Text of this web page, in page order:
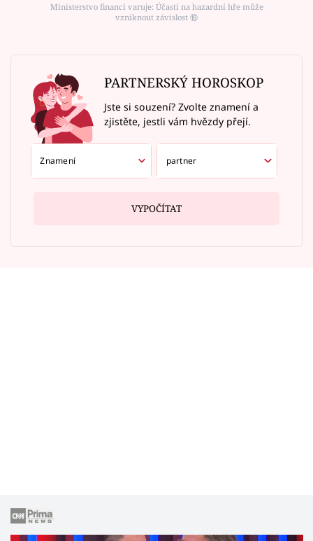
Ministerstvo financí varuje: Účastí na hazardní hře může
vzniknout závislost ⑱
PARTNERSKÝ HOROSKOP
Jste si souzení? Zvolte znamení a
zjistěte, jestli vám hvězdy přejí.
VYPOČÍTAT